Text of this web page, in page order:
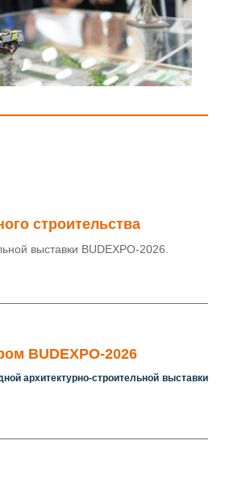
строительства
выставки BUDEXPO-2026.
BUDEXPO-2026
архитектурно-строительной выставки